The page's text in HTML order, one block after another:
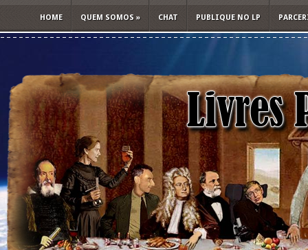
HOME QUEM SOMOS » CHAT PUBLIQUE NO LP